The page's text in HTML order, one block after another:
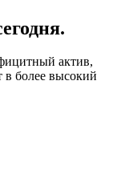
актив,
в более высокий